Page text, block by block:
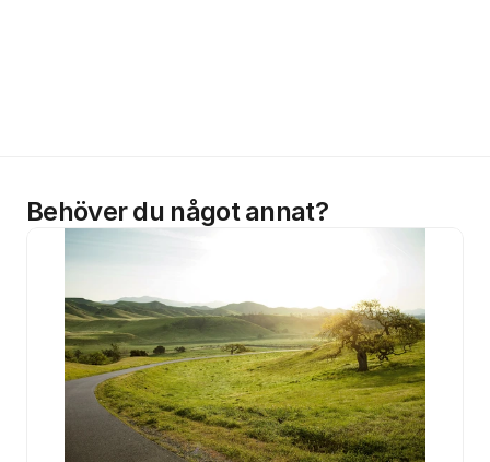
Behöver du något annat?